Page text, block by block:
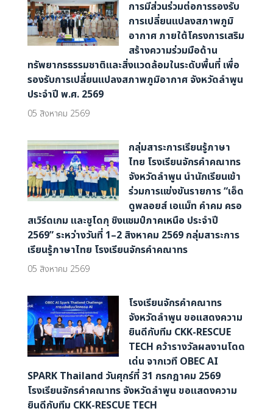
การมีส่วนร่วมต่อการรองรับ
การเปลี่ยนแปลงสภาพภูมิ
อากาศ ภายใต้โครงการเสริม
สร้างความร่วมมือด้าน
ทรัพยากรธรรมชาติและสิ่งแวดล้อมในระดับพื้นที่ เพื่อ
รองรับการเปลี่ยนแปลงสภาพภูมิอากาศ จังหวัดลำพูน
ประจำปี พ.ศ. 2569
05 สิงหาคม 2569
กลุ่มสาระการเรียนรู้ภาษา
ไทย โรงเรียนจักรคำคณาทร
จังหวัดลำพูน นำนักเรียนเข้า
ร่วมการแข่งขันรายการ “เอ็ด
ดูพลอยส์ เอแม็ท คำคม ครอ
สเวิร์ดเกม และซูโดกุ ชิงแชมป์ภาคเหนือ ประจำปี
2569” ระหว่างวันที่ 1–2 สิงหาคม 2569 กลุ่มสาระการ
เรียนรู้ภาษาไทย โรงเรียนจักรคำคณาทร
05 สิงหาคม 2569
โรงเรียนจักรคำคณาทร
จังหวัดลำพูน ขอแสดงความ
ยินดีกับทีม CKK-RESCUE
TECH คว้ารางวัลผลงานโดด
เด่น จากเวที OBEC AI
SPARK Thailand วันศุกร์ที่ 31 กรกฎาคม 2569
โรงเรียนจักรคำคณาทร จังหวัดลำพูน ขอแสดงความ
ยินดีกับทีม CKK-RESCUE TECH